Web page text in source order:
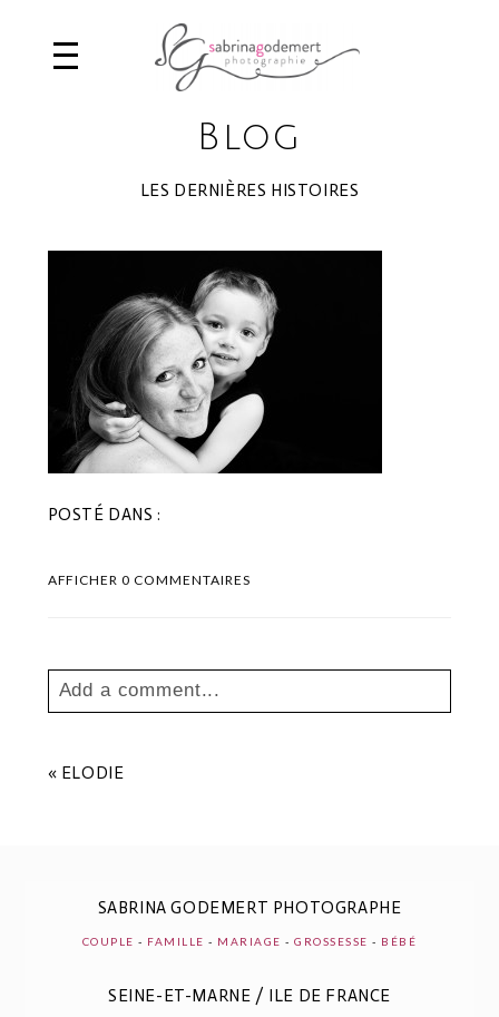
Blog
LES DERNIÈRES HISTOIRES
POSTÉ DANS :
AFFICHER0 COMMENTAIRES
Add a comment...
Les champs marqués sont requis *
POST COMMENT
« ELODIE
SABRINA GODEMERT PHOTOGRAPHE
COUPLE - FAMILLE - MARIAGE -GROSSESSE - BÉBÉ
SEINE-ET-MARNE / ILE DE FRANCE